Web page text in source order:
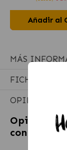
Añadir al
MÁS
FICHA
OPINIONES
Opiniones
con Cuerda